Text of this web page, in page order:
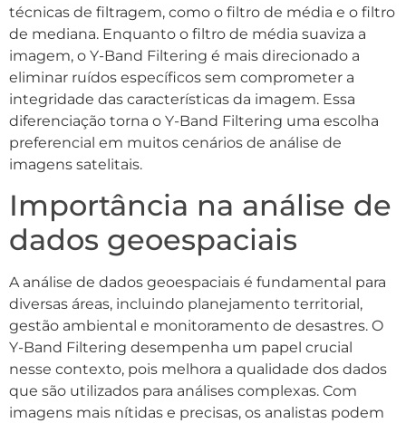
técnicas de filtragem, como o filtro de média e o filtro
de mediana. Enquanto o filtro de média suaviza a
imagem, o Y-Band Filtering é mais direcionado a
eliminar ruídos específicos sem comprometer a
integridade das características da imagem. Essa
diferenciação torna o Y-Band Filtering uma escolha
preferencial em muitos cenários de análise de
imagens satelitais.
Importância na análise de
dados geoespaciais
A análise de dados geoespaciais é fundamental para
diversas áreas, incluindo planejamento territorial,
gestão ambiental e monitoramento de desastres. O
Y-Band Filtering desempenha um papel crucial
nesse contexto, pois melhora a qualidade dos dados
que são utilizados para análises complexas. Com
imagens mais nítidas e precisas, os analistas podem